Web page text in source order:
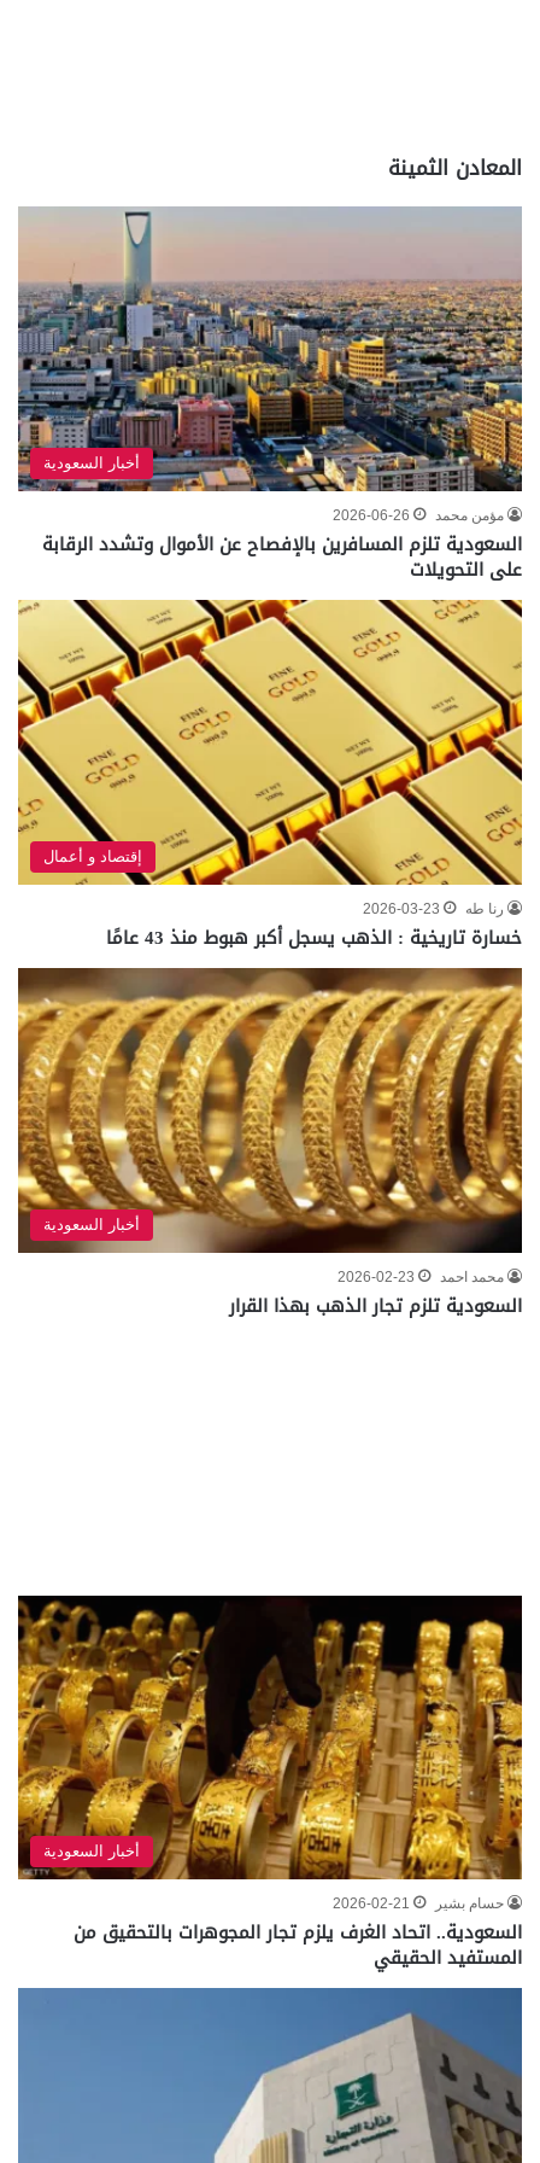
المعادن الثمينة
أخبار السعودية
مؤمن محمد 2026-06-26
السعودية تلزم المسافرين بالإفصاح عن الأموال وتشدد الرقابة
على التحويلات
إقتصاد و أعمال
رنا طه 2026-03-23
خسارة تاريخية : الذهب يسجل أكبر هبوط منذ 43 عامًا
أخبار السعودية
محمد احمد 2026-02-23
السعودية تلزم تجار الذهب بهذا القرار
أخبار السعودية
حسام بشير 2026-02-21
السعودية.. اتحاد الغرف يلزم تجار المجوهرات بالتحقيق من
المستفيد الحقيقي